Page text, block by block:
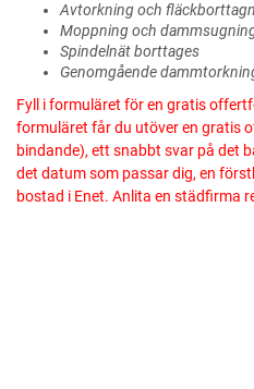
Avtorkning och
Moppning och
Spindelnät borttages
Genomgående
Fyll i formuläret för en gratis
formuläret får du utöver en gratis
bindande), ett snabbt svar på det
det datum som passar dig, en
bostad i Enet. Anlita en städfirma